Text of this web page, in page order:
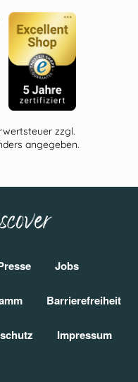
zzgl.
angegeben.
Jobs
Barrierefreiheit
Impressum